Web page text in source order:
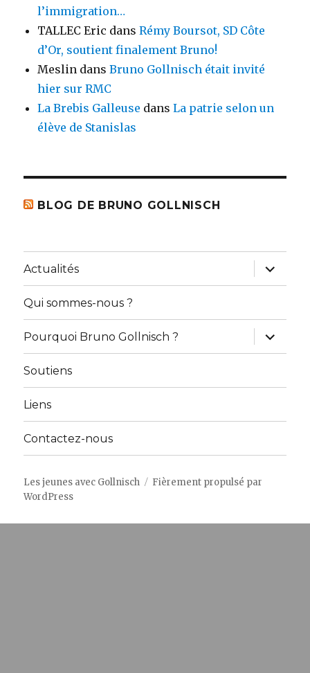
l’immigration…
TALLEC Eric dansRémy Boursot, SD Côte
d’Or, soutient finalement Bruno!
Meslin dansBruno Gollnisch était invité
hier sur RMC
La Brebis Galleuse dansLa patrie selon un
élève de Stanislas
BLOG DE BRUNO GOLLNISCH
Actualités
ouvrir
le
sous-
Qui sommes-nous ?
Pourquoi Bruno Gollnisch ?
ouvrir
le
sous-
Soutiens
Liens
Contactez-nous
Les jeunes avec Gollnisch
Fièrement propulsé par
WordPress